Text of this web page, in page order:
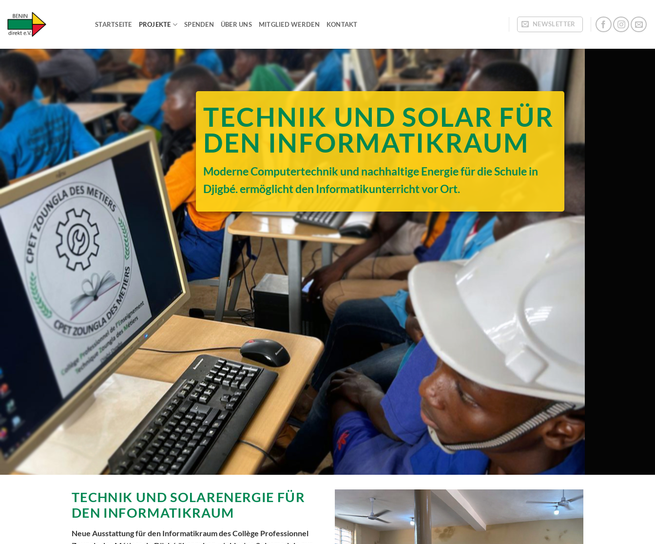
Inhalt
springen
STARTSEITE PROJEKTE SPENDEN ÜBER UNS MITGLIED WERDEN KONTAKT NEWSLETTER
TECHNIK UND SOLAR FÜR
DEN INFORMATIKRAUM
Moderne Computertechnik und nachhaltige Energie für die Schule in
Djigbé. ermöglicht den Informatikunterricht vor Ort.
TECHNIK UND SOLARENERGIE FÜR
DEN INFORMATIKRAUM
Neue Ausstattung für den Informatikraum des Collège Professionnel